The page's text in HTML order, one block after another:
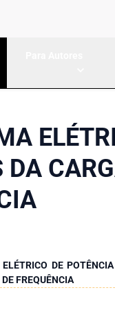
DA
DE
FREQUÊNCIA